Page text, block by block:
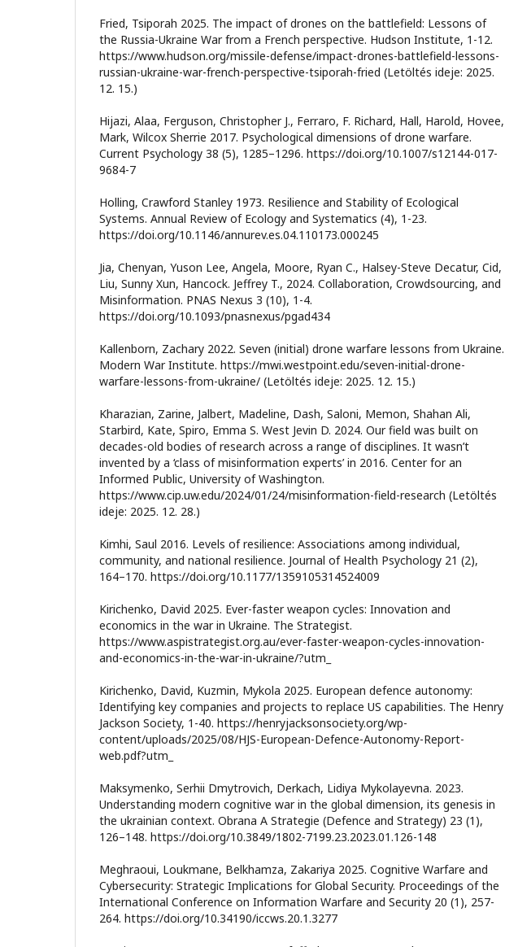
Fried, Tsiporah 2025. The impact of drones on the battlefield: Lessons of
the Russia-Ukraine War from a French perspective. Hudson Institute, 1-12.
https://www.hudson.org/missile-defense/impact-drones-battlefield-lessons-
russian-ukraine-war-french-perspective-tsiporah-fried (Letöltés ideje: 2025.
12. 15.)
Hijazi, Alaa, Ferguson, Christopher J., Ferraro, F. Richard, Hall, Harold, Hovee,
Mark, Wilcox Sherrie 2017. Psychological dimensions of drone warfare.
Current Psychology 38 (5), 1285–1296. https://doi.org/10.1007/s12144-017-
9684-7
Holling, Crawford Stanley 1973. Resilience and Stability of Ecological
Systems. Annual Review of Ecology and Systematics (4), 1-23.
https://doi.org/10.1146/annurev.es.04.110173.000245
Jia, Chenyan, Yuson Lee, Angela, Moore, Ryan C., Halsey-Steve Decatur, Cid,
Liu, Sunny Xun, Hancock. Jeffrey T., 2024. Collaboration, Crowdsourcing, and
Misinformation. PNAS Nexus 3 (10), 1-4.
https://doi.org/10.1093/pnasnexus/pgad434
Kallenborn, Zachary 2022. Seven (initial) drone warfare lessons from Ukraine.
Modern War Institute. https://mwi.westpoint.edu/seven-initial-drone-
warfare-lessons-from-ukraine/ (Letöltés ideje: 2025. 12. 15.)
Kharazian, Zarine, Jalbert, Madeline, Dash, Saloni, Memon, Shahan Ali,
Starbird, Kate, Spiro, Emma S. West Jevin D. 2024. Our field was built on
decades-old bodies of research across a range of disciplines. It wasn’t
invented by a ‘class of misinformation experts’ in 2016. Center for an
Informed Public, University of Washington.
https://www.cip.uw.edu/2024/01/24/misinformation-field-research (Letöltés
ideje: 2025. 12. 28.)
Kimhi, Saul 2016. Levels of resilience: Associations among individual,
community, and national resilience. Journal of Health Psychology 21 (2),
164–170. https://doi.org/10.1177/1359105314524009
Kirichenko, David 2025. Ever-faster weapon cycles: Innovation and
economics in the war in Ukraine. The Strategist.
https://www.aspistrategist.org.au/ever-faster-weapon-cycles-innovation-
and-economics-in-the-war-in-ukraine/?utm_
Kirichenko, David, Kuzmin, Mykola 2025. European defence autonomy:
Identifying key companies and projects to replace US capabilities. The Henry
Jackson Society, 1-40. https://henryjacksonsociety.org/wp-
content/uploads/2025/08/HJS-European-Defence-Autonomy-Report-
web.pdf?utm_
Maksymenko, Serhii Dmytrovich, Derkach, Lidiya Mykolayevna. 2023.
Understanding modern cognitive war in the global dimension, its genesis in
the ukrainian context. Obrana A Strategie (Defence and Strategy) 23 (1),
126–148. https://doi.org/10.3849/1802-7199.23.2023.01.126-148
Meghraoui, Loukmane, Belkhamza, Zakariya 2025. Cognitive Warfare and
Cybersecurity: Strategic Implications for Global Security. Proceedings of the
International Conference on Information Warfare and Security 20 (1), 257-
264. https://doi.org/10.34190/iccws.20.1.3277